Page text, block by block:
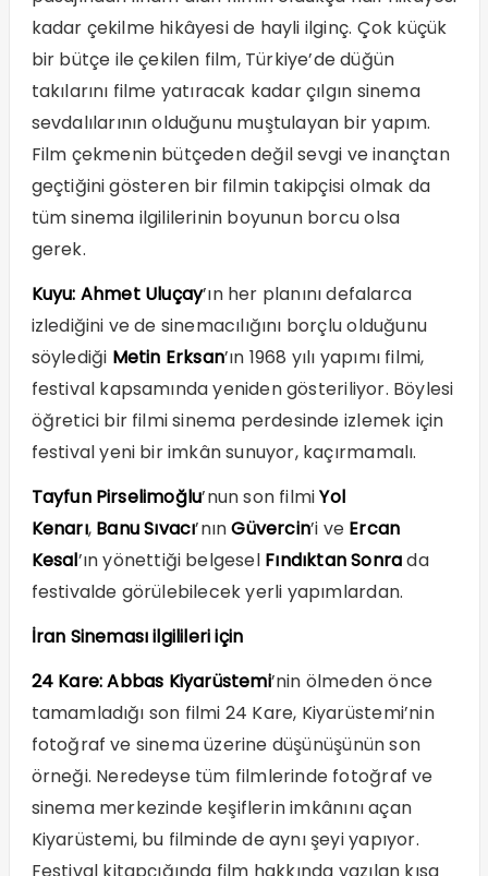
kadar çekilme hikâyesi de hayli ilginç. Çok küçük
bir bütçe ile çekilen film, Türkiye’de düğün
takılarını filme yatıracak kadar çılgın sinema
sevdalılarının olduğunu muştulayan bir yapım.
Film çekmenin bütçeden değil sevgi ve inançtan
geçtiğini gösteren bir filmin takipçisi olmak da
tüm sinema ilgililerinin boyunun borcu olsa
gerek.
Kuyu: Ahmet Uluçay’ın her planını defalarca
izlediğini ve de sinemacılığını borçlu olduğunu
söylediği Metin Erksan’ın 1968 yılı yapımı filmi,
festival kapsamında yeniden gösteriliyor. Böylesi
öğretici bir filmi sinema perdesinde izlemek için
festival yeni bir imkân sunuyor, kaçırmamalı.
Tayfun Pirselimoğlu’nun son filmiYol
Kenarı, Banu Sıvacı’nınGüvercin’i ve Ercan
Kesal’ın yönettiği belgesel Fındıktan Sonrada
festivalde görülebilecek yerli yapımlardan.
İran Sineması ilgilileri için
24 Kare:Abbas Kiyarüstemi’nin ölmeden önce
tamamladığı son filmi 24 Kare, Kiyarüstemi’nin
fotoğraf ve sinema üzerine düşünüşünün son
örneği. Neredeyse tüm filmlerinde fotoğraf ve
sinema merkezinde keşiflerin imkânını açan
Kiyarüstemi, bu filminde de aynı şeyi yapıyor.